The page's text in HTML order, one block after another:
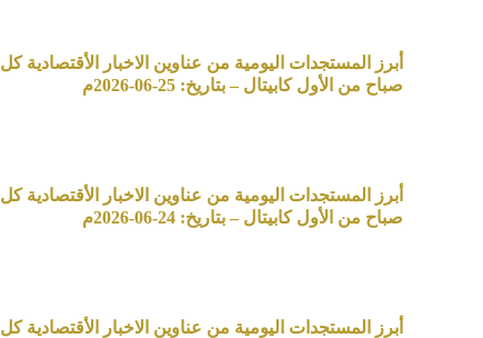
أبرز المستجدات اليومية من عناوين الاخبار الأقتصادية كل
صباح من الأول كابيتال – بتاريخ: 25-06-2026م
أبرز المستجدات اليومية من عناوين الاخبار الأقتصادية كل
صباح من الأول كابيتال – بتاريخ: 24-06-2026م
أبرز المستجدات اليومية من عناوين الاخبار الأقتصادية كل